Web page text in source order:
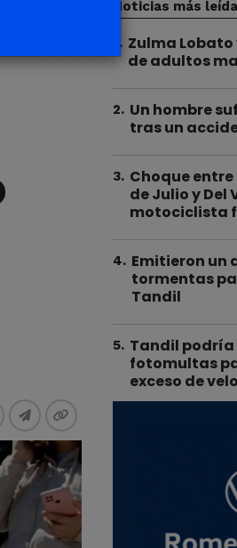
Noticias más
. Zulma
de adultos
2. Un hombre
tras un
3. Choque
de Julio y Del
motociclista
4. Emitieron un
tormentas
Tandil
5. Tandil
fotomultas
exceso de